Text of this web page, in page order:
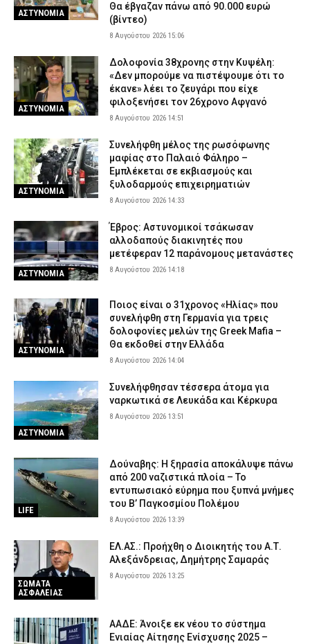
ΑΣΤΥΝΟΜΙΑ
Θα έβγαζαν πάνω από 90.000 ευρώ
(βίντεο)
8 Αυγούστου 2026 15:06
ΑΣΤΥΝΟΜΙΑ
Δολοφονία 38χρονης στην Κυψέλη:
«Δεν μπορούμε να πιστέψουμε ότι το
έκανε» λέει το ζευγάρι που είχε
φιλοξενήσει τον 26χρονο Αφγανό
8 Αυγούστου 2026 14:51
ΑΣΤΥΝΟΜΙΑ
Συνελήφθη μέλος της ρωσόφωνης
μαφίας στο Παλαιό Φάληρο –
Εμπλέκεται σε εκβιασμούς και
ξυλοδαρμούς επιχειρηματιών
8 Αυγούστου 2026 14:33
ΑΣΤΥΝΟΜΙΑ
Έβρος: Αστυνομικοί τσάκωσαν
αλλοδαπούς διακινητές που
μετέφεραν 12 παράνομους μετανάστες
8 Αυγούστου 2026 14:18
ΑΣΤΥΝΟΜΙΑ
Ποιος είναι ο 31χρονος «Ηλίας» που
συνελήφθη στη Γερμανία για τρεις
δολοφονίες μελών της Greek Mafia –
Θα εκδοθεί στην Ελλάδα
8 Αυγούστου 2026 14:04
ΑΣΤΥΝΟΜΙΑ
Συνελήφθησαν τέσσερα άτομα για
ναρκωτικά σε Λευκάδα και Κέρκυρα
8 Αυγούστου 2026 13:51
LIFE
Δούναβης: Η ξηρασία αποκάλυψε πάνω
από 200 ναζιστικά πλοία – Το
εντυπωσιακό εύρημα που ξυπνά μνήμες
του Β’ Παγκοσμίου Πολέμου
8 Αυγούστου 2026 13:39
ΣΩΜΑΤΑ
ΑΣΦΑΛΕΙΑΣ
ΕΛ.ΑΣ.: Προήχθη ο Διοικητής του Α.Τ.
Αλεξάνδρειας, Δημήτρης Σαμαράς
8 Αυγούστου 2026 13:25
ΑΑΔΕ: Άνοιξε εκ νέου το σύστημα
Ενιαίας Αίτησης Ενίσχυσης 2025 –